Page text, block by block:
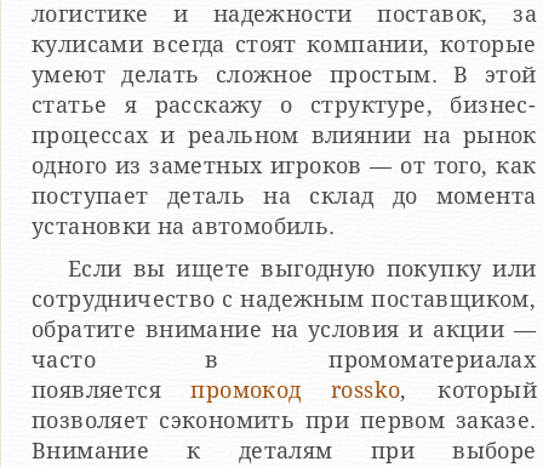
логистике и надежности поставок, за
кулисами всегда стоят компании, которые
умеют делать сложное простым. В этой
статье я расскажу о структуре, бизнес-
процессах и реальном влиянии на рынок
одного из заметных игроков — от того, как
поступает деталь на склад до момента
установки на автомобиль.
Если вы ищете выгодную покупку или
сотрудничество с надежным поставщиком,
обратите внимание на условия и акции —
часто в промоматериалах
появляетсяпромокод rossko, который
позволяет сэкономить при первом заказе.
Внимание к деталям при выборе